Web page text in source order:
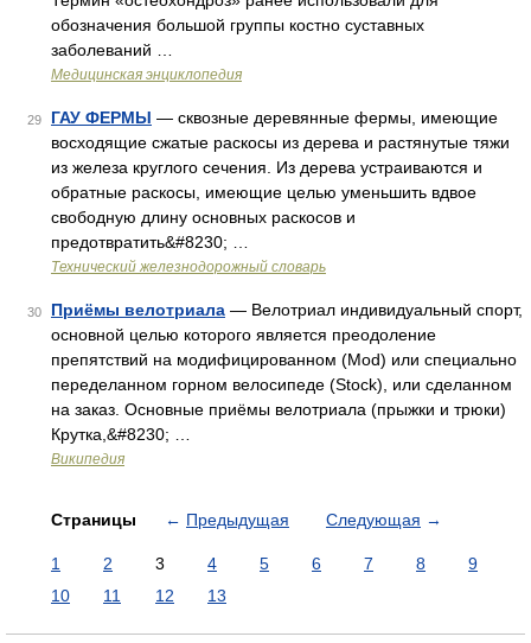
обозначения большой группы костно суставных
заболеваний …
Медицинская энциклопедия
29 ГАУ ФЕРМЫ — сквозные деревянные фермы, имеющие
восходящие сжатые раскосы из дерева и растянутые тяжи
из железа круглого сечения. Из дерева устраиваются и
обратные раскосы, имеющие целью уменьшить вдвое
свободную длину основных раскосов и
предотвратить&#8230; …
Технический железнодорожный словарь
30 Приёмы велотриала — Велотриал индивидуальный спорт,
основной целью которого является преодоление
препятствий на модифицированном (Mod) или специально
переделанном горном велосипеде (Stock), или сделанном
на заказ. Основные приёмы велотриала (прыжки и трюки)
Крутка,&#8230; …
Википедия
Страницы ← Предыдущая Следующая →
1 2 3 4 5 6 7 8
9
10
11 12 13